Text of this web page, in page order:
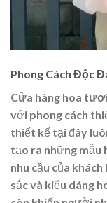
Phong Cách Độc
Cửa hàng hoa
với phong cách
thiết kế tại đây
tạo ra những mẫu
nhu cầu của
sắc và kiểu dáng